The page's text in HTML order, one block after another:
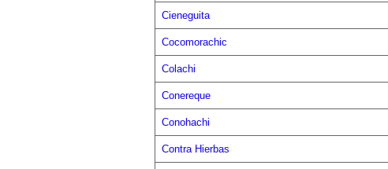
Cieneguita
Cocomorachic
Colachi
Conereque
Conohachi
Contra Hierbas